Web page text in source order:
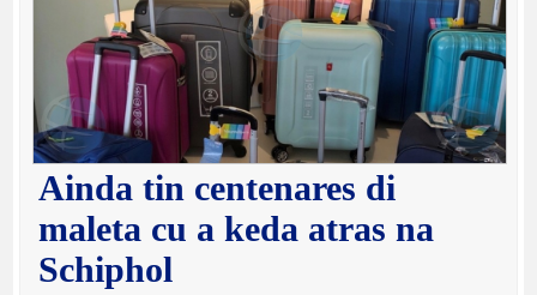
Ainda tin centenares di
maleta cu a keda atras na
Schiphol